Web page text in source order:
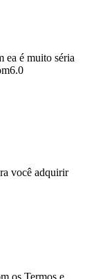
ea é muito séria
você adquirir
os Termos e